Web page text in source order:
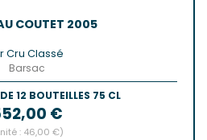
COUTET 2005
Cru Classé
Barsac
12 BOUTEILLES 75 CL
€
: 46,00 €)